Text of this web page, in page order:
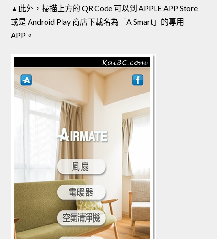
▲此外，掃描上方的 QR Code 可以到 APPLE APP Store
或是 Android Play 商店下載名為「A Smart」的專用
APP。